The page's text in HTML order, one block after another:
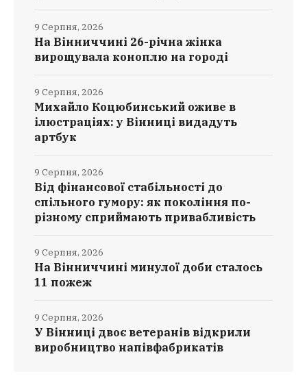
На Вінниччині 26-річна жінка
вирощувала коноплю на городі
9 Серпня, 2026
Михайло Коцюбинський оживе в
ілюстраціях: у Вінниці видадуть
артбук
9 Серпня, 2026
Від фінансової стабільності до
спільного гумору: як покоління по-
різному сприймають привабливість
9 Серпня, 2026
На Вінниччині минулої доби сталось
11 пожеж
9 Серпня, 2026
У Вінниці двоє ветеранів відкрили
виробництво напівфабрикатів
9 Серпня, 2026